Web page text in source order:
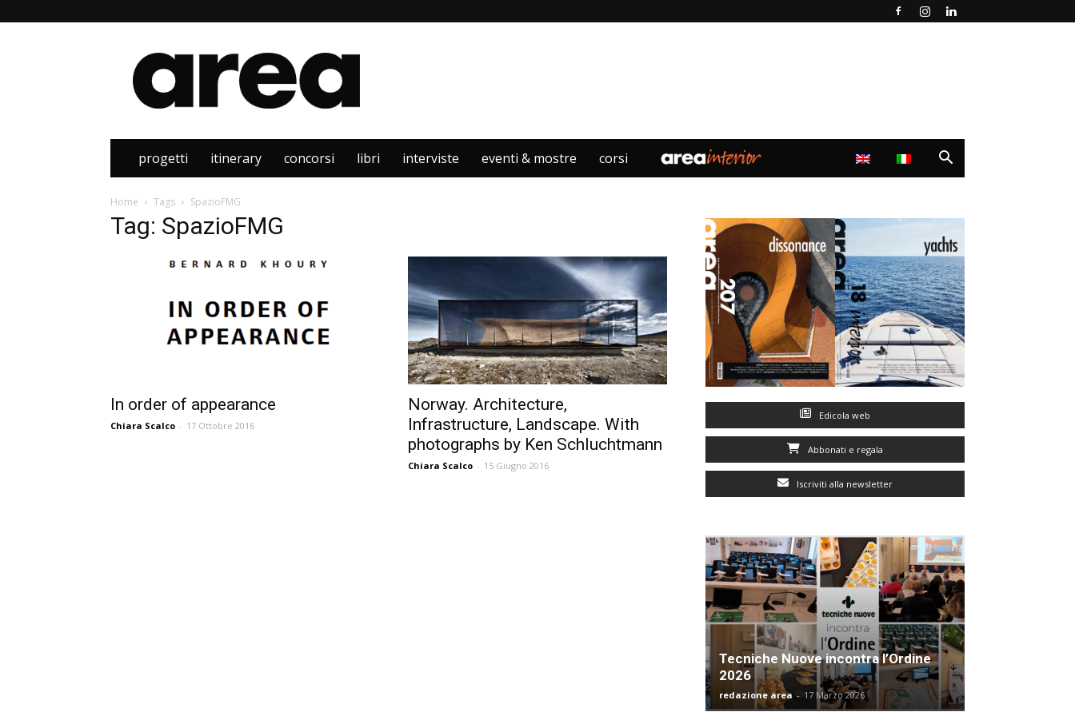
Area
progetti itinerary concorsi libri interviste eventi & mostre corsi
Home Tags SpazioFMG
Tag: SpazioFMG
In order of appearance
Chiara Scalco - 17 Ottobre 2016
Norway. Architecture,
Infrastructure, Landscape. With
photographs by Ken Schluchtmann
Chiara Scalco - 15 Giugno 2016
Edicola web
Abbonati e regala
Iscriviti alla newsletter
Tecniche Nuove incontra l’Ordine
2026
redazione area - 17 Marzo 2026